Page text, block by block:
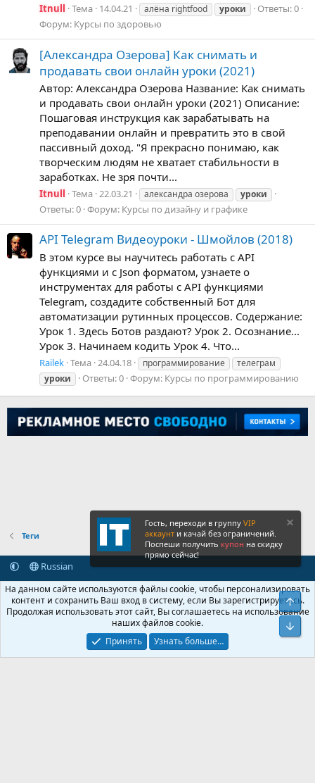
Itnull Тема 14.04.21 алёна rightfood уроки
Ответы: 0
Форум: Курсы по здоровью
[Александра Озерова] Как снимать и
продавать свои онлайн уроки (2021)
Автор: Александра Озерова Название: Как снимать
и продавать свои онлайн уроки (2021) Описание:
Пошаговая инструкция как зарабатывать на
преподавании онлайн и превратить это в свой
пассивный доход. "Я прекрасно понимаю, как
творческим людям не хватает стабильности в
заработках. Не зря почти...
Itnull Тема 22.03.21 александра озерова уроки
Ответы: 0 Форум: Курсы по дизайну и графике
API Telegram Видеоуроки - Шмойлов (2018)
В этом курсе вы научитесь работать с API
функциями и с Json форматом, узнаете о
инструментах для работы с API функциями
Telegram, создадите собственный Бот для
автоматизации рутинных процессов. Содержание:
Урок 1. Здесь Ботов раздают? Урок 2. Осознание...
Урок 3. Начинаем кодить Урок 4. Что...
Railek Тема 24.04.18 программирование
телеграм
уроки
Ответы: 0 Форум: Курсы по программированию
Теги
Russian
Обратная связь
Условия и правила
Политика конфиденциальности
Помощь Главная
R
S
S
Community platform by XenForo® © 2010-2026 XenForo Ltd.
Крупнейший форум по обмену приватной информацией
© 2013-2026 ITNULL.me| XenForo® © 2026 XenForo Ltd.
Гость, переходи в группу VIP
аккаунт и качай без ограничений.
Поспеши получить купон на скидку
прямо сейчас!
На данном сайте используются файлы cookie, чтобы персонализировать
контент и сохранить Ваш вход в систему, если Вы зарегистрируетесь.
Продолжая использовать этот сайт, Вы соглашаетесь на использование
наших файлов cookie.
Принять
Узнать больше…